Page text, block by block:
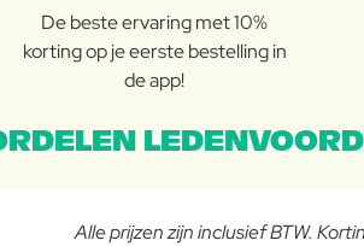
De beste ervaring met 10%
korting op je eerste bestelling in
de app!
Alle prijzen zijn inclusief BTW.